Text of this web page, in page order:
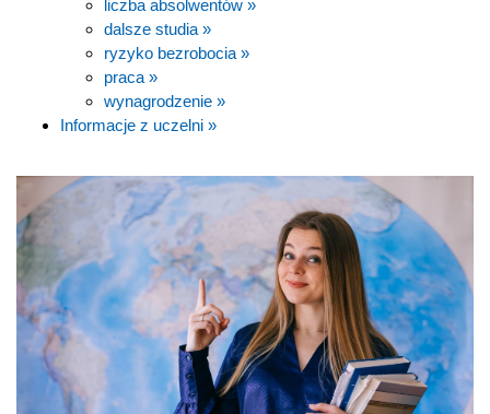
liczba absolwentów »
dalsze studia »
ryzyko bezrobocia »
praca »
wynagrodzenie »
Informacje z uczelni »